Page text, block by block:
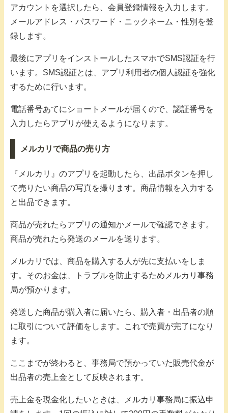
アカウントを選択したら、会員登録情報を入力します。
メールアドレス・パスワード・ニックネーム・性別を登
録します。
最後にアプリをインストールしたスマホでSMS認証を行
います。SMS認証とは、アプリ利用者の個人認証を強化
するために行います。
電話番号あてにショートメールが届くので、認証番号を
入力したらアプリが使えるようになります。
メルカリで商品の売り方
『メルカリ』のアプリを起動したら、出品ボタンを押し
て売りたい商品の写真を撮ります。商品情報を入力する
と出品できます。
商品が売れたらアプリの通知かメールで確認できます。
商品が売れたら発送のメールを送ります。
メルカリでは、商品を購入する人が先に支払いをしま
す。そのお金は、トラブルを防止するためメルカリ事務
局が預かります。
発送した商品が購入者に届いたら、購入者・出品者の順
に取引について評価をします。これで売買が完了になり
ます。
ここまでが終わると、事務局で預かっていた販売代金が
出品者の売上金として反映されます。
売上金を現金化したいときは、メルカリ事務局に振込申